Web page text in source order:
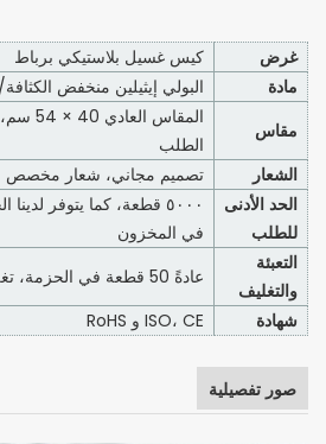
غرض كيس غسيل بلاستيكي برباط
مادة البولي إيثيلين منخفض
مقاس
الطلب
الشعار تصميم مجاني، شعار مخصص
الحد الأدنى
للطلب
٥٠٠٠ قطعة، كما يتوفر
في المخزون
التعبئة
والتغليف
عادةً 50 قطعة في الحزمة، تغليف حسب الطلب
شهادة ISO، CE و RoHS
صور تفصيلية